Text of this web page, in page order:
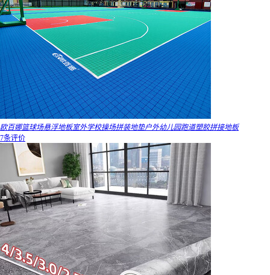
欧百娜篮球场悬浮地板室外学校操场拼装地垫户外幼儿园跑道塑胶拼接地板
7条评价